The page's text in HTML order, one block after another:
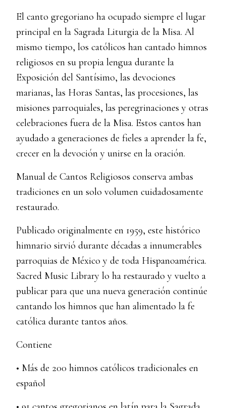
El canto gregoriano ha ocupado siempre el lugar
principal en la Sagrada Liturgia de la Misa. Al
mismo tiempo, los católicos han cantado himnos
religiosos en su propia lengua durante la
Exposición del Santísimo, las devociones
marianas, las Horas Santas, las procesiones, las
misiones parroquiales, las peregrinaciones y otras
celebraciones fuera de la Misa. Estos cantos han
ayudado a generaciones de fieles a aprender la fe,
crecer en la devoción y unirse en la oración.
Manual de Cantos Religiosos conserva ambas
tradiciones en un solo volumen cuidadosamente
restaurado.
Publicado originalmente en 1959, este histórico
himnario sirvió durante décadas a innumerables
parroquias de México y de toda Hispanoamérica.
Sacred Music Library lo ha restaurado y vuelto a
publicar para que una nueva generación continúe
cantando los himnos que han alimentado la fe
católica durante tantos años.
Contiene
• Más de 200 himnos católicos tradicionales en
español